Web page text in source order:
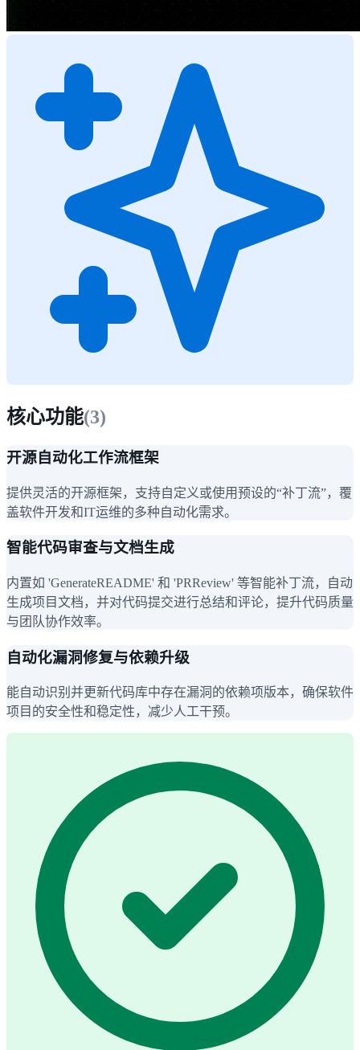
核心功能(3)
开源自动化工作流框架
提供灵活的开源框架，支持自定义或使用预设的“补丁流”，覆
盖软件开发和IT运维的多种自动化需求。
智能代码审查与文档生成
内置如 'GenerateREADME' 和 'PRReview' 等智能补丁流，自动
生成项目文档，并对代码提交进行总结和评论，提升代码质量
与团队协作效率。
自动化漏洞修复与依赖升级
能自动识别并更新代码库中存在漏洞的依赖项版本，确保软件
项目的安全性和稳定性，减少人工干预。